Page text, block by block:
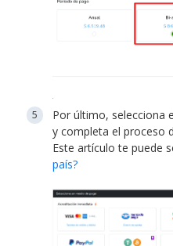
Por último, selecciona
y completa el proceso
Este artículo te puede
país?